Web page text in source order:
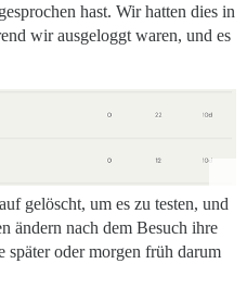
hast. Wir hatten dies in
wir ausgeloggt waren, und es
gelöscht, um es zu testen, und
ändern nach dem Besuch ihre
später oder morgen früh darum